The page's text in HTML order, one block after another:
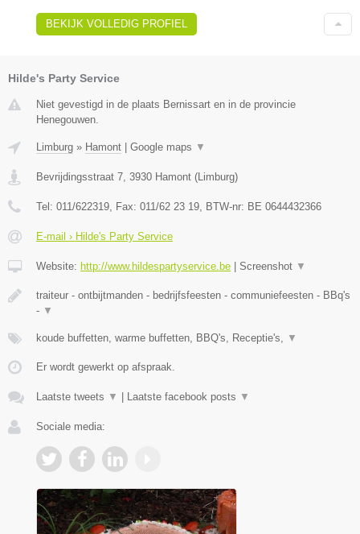
BEKIJK VOLLEDIG PROFIEL
Hilde's Party Service
Niet gevestigd in de plaats Bernissart en in de provincie
Henegouwen.
Limburg » Hamont Google maps ▼
Bevrijdingsstraat 7, 3930 Hamont (Limburg)
Tel: 011/622319, Fax: 011/62 23 19, BTW-nr: BE 0644432366
E-mail › Hilde's Party Service
Website: http://www.hildespartyservice.be Screenshot ▼
traiteur - ontbijtmanden - bedrijfsfeesten - communiefeesten - BBq's
- ▼
koude buffetten, warme buffetten, BBQ's, Receptie's, ▼
Er wordt gewerkt op afspraak.
Laatste tweets ▼ Laatste facebook posts ▼
Sociale media: